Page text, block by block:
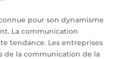
pour son dynamisme
La communication
tendance. Les entreprises
de la communication de la